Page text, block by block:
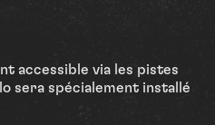
accessible via les pistes
sera spécialement installé